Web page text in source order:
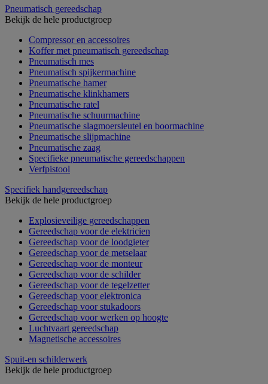
Pneumatisch gereedschap
Bekijk de hele productgroep
Compressor en accessoires
Koffer met pneumatisch gereedschap
Pneumatisch mes
Pneumatisch spijkermachine
Pneumatische hamer
Pneumatische klinkhamers
Pneumatische ratel
Pneumatische schuurmachine
Pneumatische slagmoersleutel en boormachine
Pneumatische slijpmachine
Pneumatische zaag
Specifieke pneumatische gereedschappen
Verfpistool
Specifiek handgereedschap
Bekijk de hele productgroep
Explosieveilige gereedschappen
Gereedschap voor de elektricien
Gereedschap voor de loodgieter
Gereedschap voor de metselaar
Gereedschap voor de monteur
Gereedschap voor de schilder
Gereedschap voor de tegelzetter
Gereedschap voor elektronica
Gereedschap voor stukadoors
Gereedschap voor werken op hoogte
Luchtvaart gereedschap
Magnetische accessoires
Spuit-en schilderwerk
Bekijk de hele productgroep